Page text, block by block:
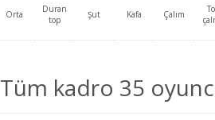
Orta
Duran
top
Şut Kafa Çalım
Tüm kadro 35